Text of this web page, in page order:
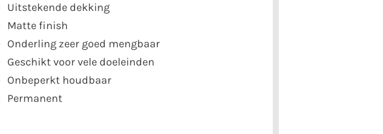
Uitstekende dekking
Matte finish
Onderling zeer goed mengbaar
Geschikt voor vele doeleinden
Onbeperkt houdbaar
Permanent